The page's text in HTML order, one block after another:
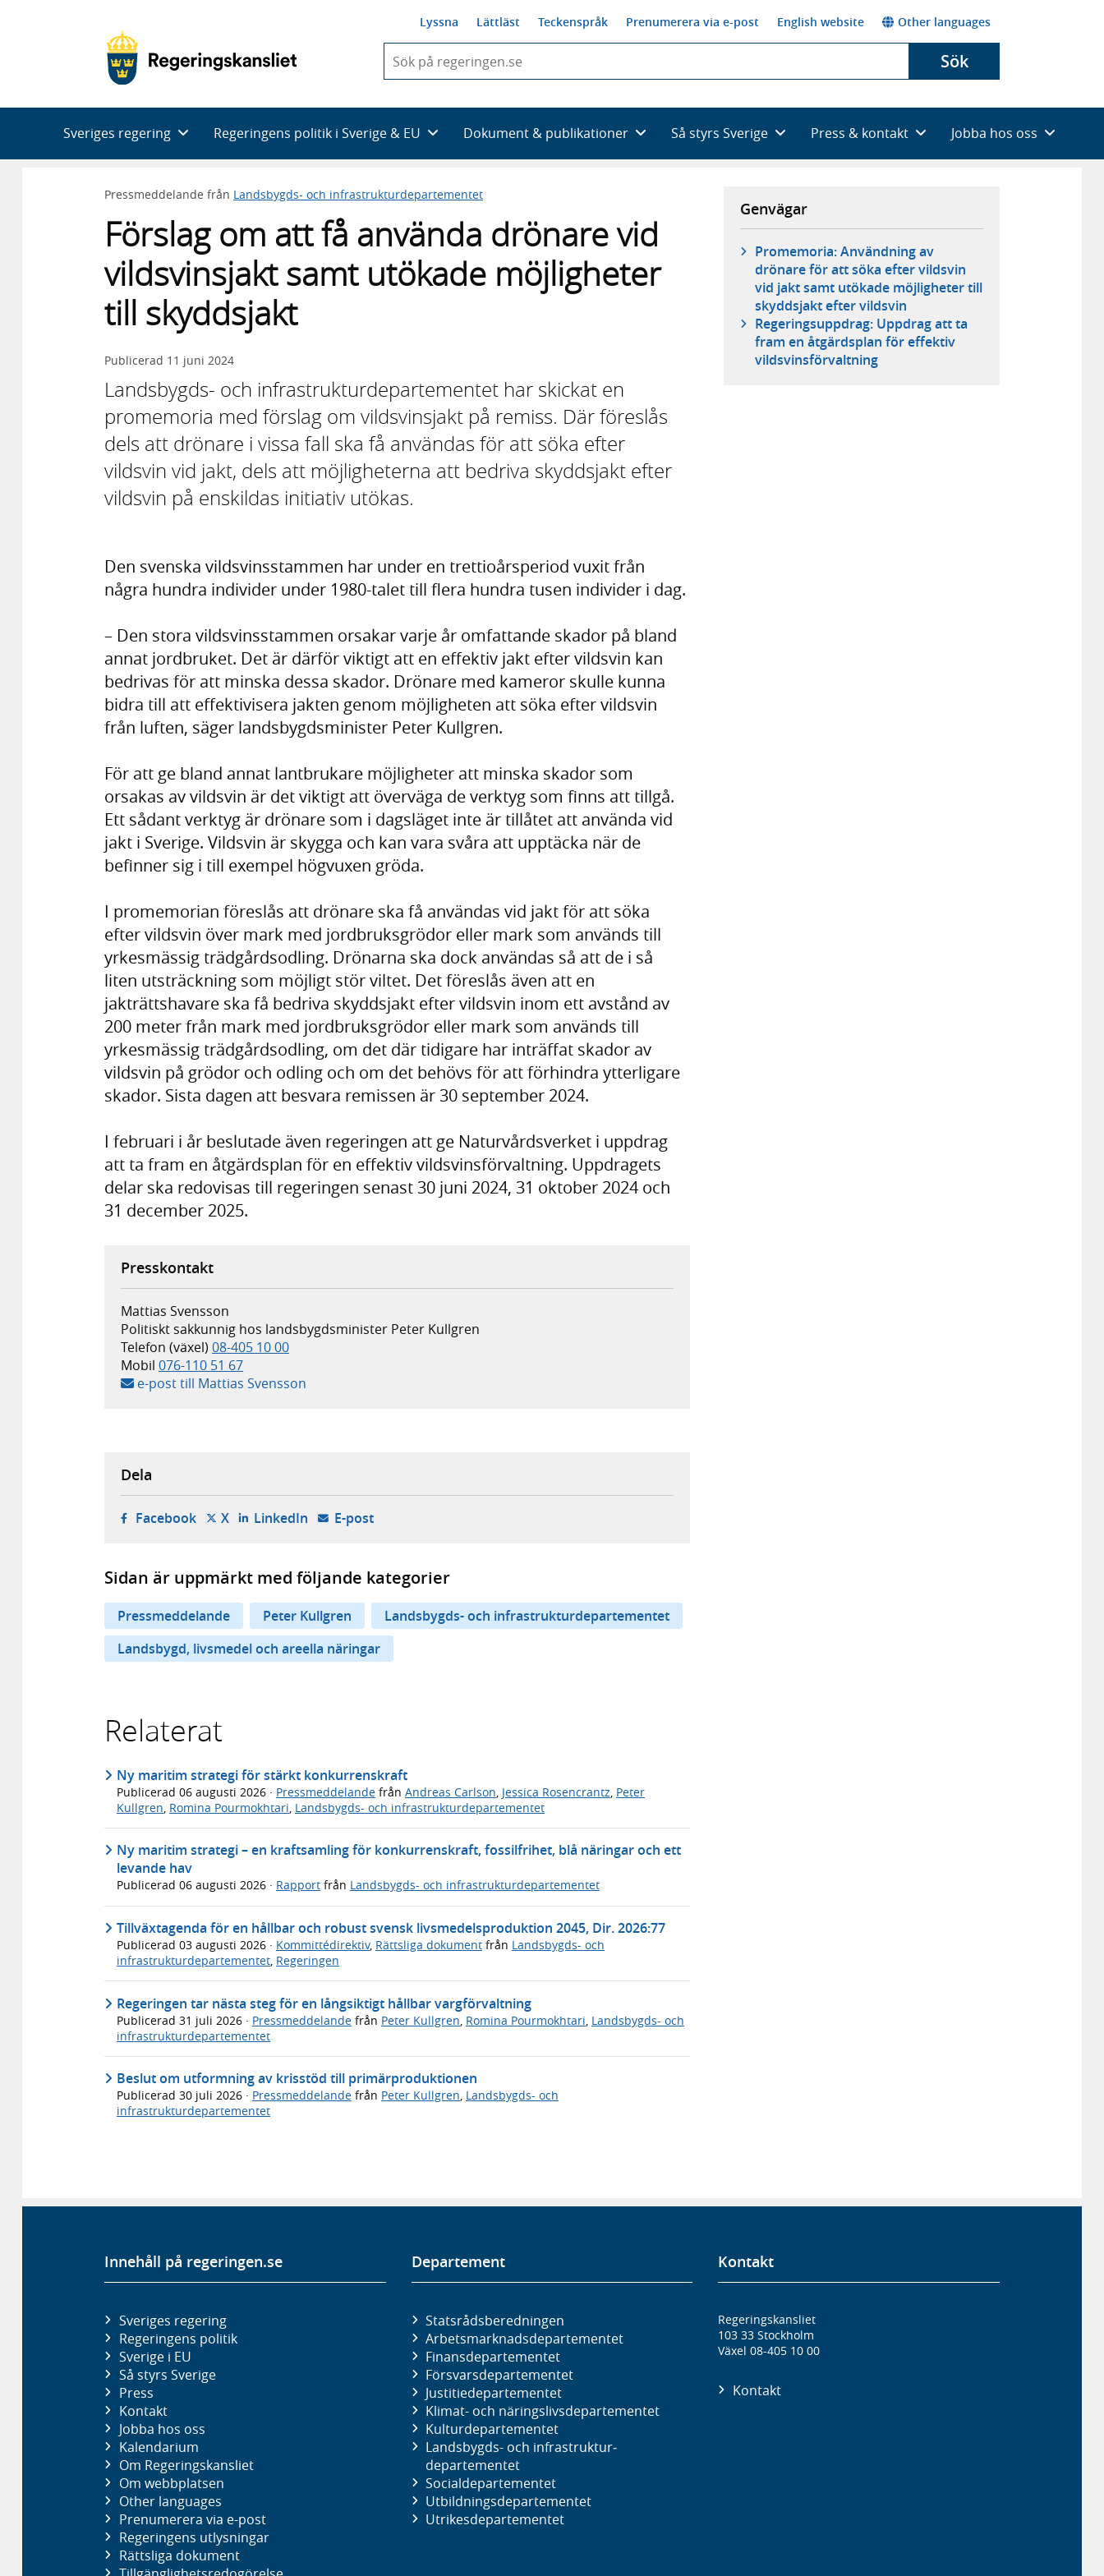
Lyssna Lättläst Teckenspråk Prenumerera via e-post English website Other languages
du
skriva
framträder
en
med
Sök
Sveriges regering Regeringens politik i Sverige & EU Dokument & publikationer Så styrs Sverige Press & kontakt Jobba hos oss
Pressmeddelande från Landsbygds- och infrastrukturdepartementet
Förslag om att få använda drönare vid
vildsvinsjakt samt utökade möjligheter
till skyddsjakt
Publicerad 11 juni 2024
Landsbygds- och infrastrukturdepartementet har skickat en
promemoria med förslag om vildsvinsjakt på remiss. Där föreslås
dels att drönare i vissa fall ska få användas för att söka efter
vildsvin vid jakt, dels att möjligheterna att bedriva skyddsjakt efter
vildsvin på enskildas initiativ utökas.
Den svenska vildsvinsstammen har under en trettioårsperiod vuxit från
några hundra individer under 1980-talet till flera hundra tusen individer i dag.
– Den stora vildsvinsstammen orsakar varje år omfattande skador på bland
annat jordbruket. Det är därför viktigt att en effektiv jakt efter vildsvin kan
bedrivas för att minska dessa skador. Drönare med kameror skulle kunna
bidra till att effektivisera jakten genom möjligheten att söka efter vildsvin
från luften, säger landsbygdsminister Peter Kullgren.
För att ge bland annat lantbrukare möjligheter att minska skador som
orsakas av vildsvin är det viktigt att överväga de verktyg som finns att tillgå.
Ett sådant verktyg är drönare som i dagsläget inte är tillåtet att använda vid
jakt i Sverige. Vildsvin är skygga och kan vara svåra att upptäcka när de
befinner sig i till exempel högvuxen gröda.
I promemorian föreslås att drönare ska få användas vid jakt för att söka
efter vildsvin över mark med jordbruksgrödor eller mark som används till
yrkesmässig trädgårdsodling. Drönarna ska dock användas så att de i så
liten utsträckning som möjligt stör viltet. Det föreslås även att en
jakträttshavare ska få bedriva skyddsjakt efter vildsvin inom ett avstånd av
200 meter från mark med jordbruksgrödor eller mark som används till
yrkesmässig trädgårdsodling, om det där tidigare har inträffat skador av
vildsvin på grödor och odling och om det behövs för att förhindra ytterligare
skador. Sista dagen att besvara remissen är 30 september 2024.
I februari i år beslutade även regeringen att ge Naturvårdsverket i uppdrag
att ta fram en åtgärdsplan för en effektiv vildsvinsförvaltning. Uppdragets
delar ska redovisas till regeringen senast 30 juni 2024, 31 oktober 2024 och
31 december 2025.
Presskontakt
Mattias Svensson
Politiskt sakkunnig hos landsbygdsminister Peter Kullgren
Telefon (växel) 08-405 10 00
Mobil 076-110 51 67
e-post till Mattias Svensson
Genvägar
Promemoria: Användning av
drönare för att söka efter vildsvin
vid jakt samt utökade möjligheter till
skyddsjakt efter vildsvin
Regeringsuppdrag: Uppdrag att ta
fram en åtgärdsplan för effektiv
vildsvinsförvaltning
Dela
Facebook- öppnas i ny flik, extern webbplats,
X- öppnas i ny flik, extern webbplats,
LinkedIn- öppnas i ny flik, extern webbplats,
E-post- öppnar din e-postklient,
Sidan är uppmärkt med följande kategorier
Pressmeddelande Peter Kullgren
Landsbygds- och infrastrukturdepartementet
Landsbygd, livsmedel och areella näringar
Relaterat
Ny maritim strategi för stärkt konkurrenskraft
Publicerad 06 augusti 2026 · Pressmeddelande från Andreas Carlson Jessica Rosencrantz Peter
Kullgren Romina Pourmokhtari Landsbygds- och infrastrukturdepartementet
Ny maritim strategi – en kraftsamling för konkurrenskraft, fossilfrihet, blå näringar och ett
levande hav
Publicerad 06 augusti 2026 · Rapport från Landsbygds- och infrastrukturdepartementet
Tillväxtagenda för en hållbar och robust svensk livsmedelsproduktion 2045, Dir. 2026:77
Publicerad 03 augusti 2026 · Kommittédirektiv, Rättsliga dokument från Landsbygds- och
infrastrukturdepartementet, Regeringen
Regeringen tar nästa steg för en långsiktigt hållbar vargförvaltning
Publicerad 31 juli 2026 · Pressmeddelande från Peter Kullgren Romina Pourmokhtari Landsbygds- och
infrastrukturdepartementet
Beslut om utformning av krisstöd till primärproduktionen
Publicerad 30 juli 2026 · Pressmeddelande från Peter Kullgren, Landsbygds- och
infrastrukturdepartementet
Innehåll på regeringen.se
Sveriges regering
Regeringens politik
Sverige i EU
Så styrs Sverige
Press
Kontakt
Jobba hos oss
Kalendarium
Om Regeringskansliet
Om webbplatsen
Other languages
Prenumerera via e-post
Regeringens utlysningar
Rättsliga dokument
Departement
Statsrådsberedningen
Arbetsmarknads­departementet
Finans­departementet
Försvars­departementet
Justitie­departementet
Klimat- och näringslivs­departementet
Kultur­departementet
Landsbygds- och infrastruktur­
departementet
Social­departementet
Utbildnings­departementet
Utrikes­departementet
Kontakt
Regeringskansliet
103 33 Stockholm
Växel 08-405 10 00
Kontakt